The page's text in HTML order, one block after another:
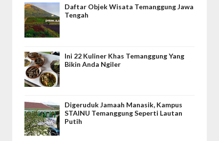
Daftar Objek Wisata Temanggung Jawa
Tengah
Ini 22 Kuliner Khas Temanggung Yang
Bikin Anda Ngiler
Digeruduk Jamaah Manasik, Kampus
STAINU Temanggung Seperti Lautan
Putih